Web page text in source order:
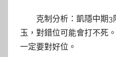
克制分析：凱隱中期
玉，對錯位可能會打不死
一定要對好位。